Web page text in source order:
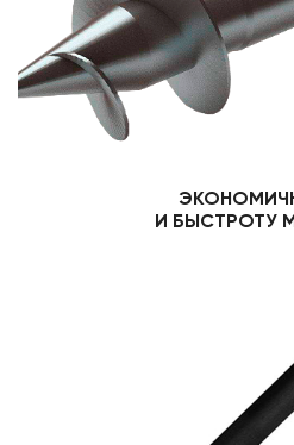
И БЫСТРОТУ